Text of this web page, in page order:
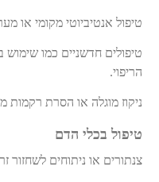
טיפול אנטיביוטי מקומי או
טיפולים חדשניים כמו שימוש
הריפוי.
ניקוז מוגלה או הסרת רקמות
טיפול בכלי הדם
צנתורים או ניתוחים לשחזור